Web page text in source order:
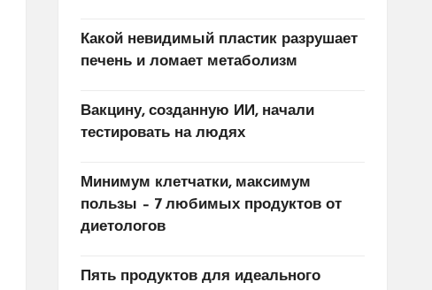
Какой невидимый пластик разрушает
печень и ломает метаболизм
Вакцину, созданную ИИ, начали
тестировать на людях
Минимум клетчатки, максимум
пользы – 7 любимых продуктов от
диетологов
Пять продуктов для идеального